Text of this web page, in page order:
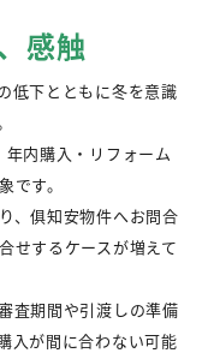
感触
低下とともに冬を意識
年内購入・リフォーム
です。
、俱知安物件へお問合
せするケースが増えて
査期間や引渡しの準備
入が間に合わない可能